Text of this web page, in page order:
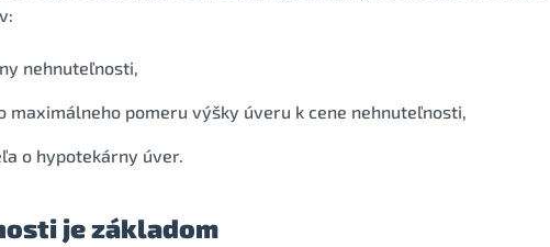
nehnuteľnosti,
maximálneho pomeru výšky úveru k cene nehnuteľnosti,
o hypotekárny úver.
je základom